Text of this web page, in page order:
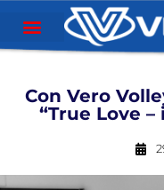
Con Vero
“True Love